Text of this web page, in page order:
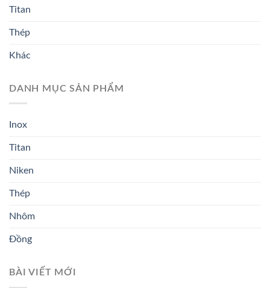
Titan
Thép
Khác
DANH MỤC SẢN PHẨM
Inox
Titan
Niken
Thép
Nhôm
Đồng
BÀI VIẾT MỚI